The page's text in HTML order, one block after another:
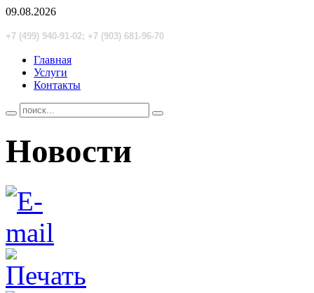
09.08.2026
+7 (499) 940-91-02; +7 (903) 681-96-70
Главная
Услуги
Контакты
Новости